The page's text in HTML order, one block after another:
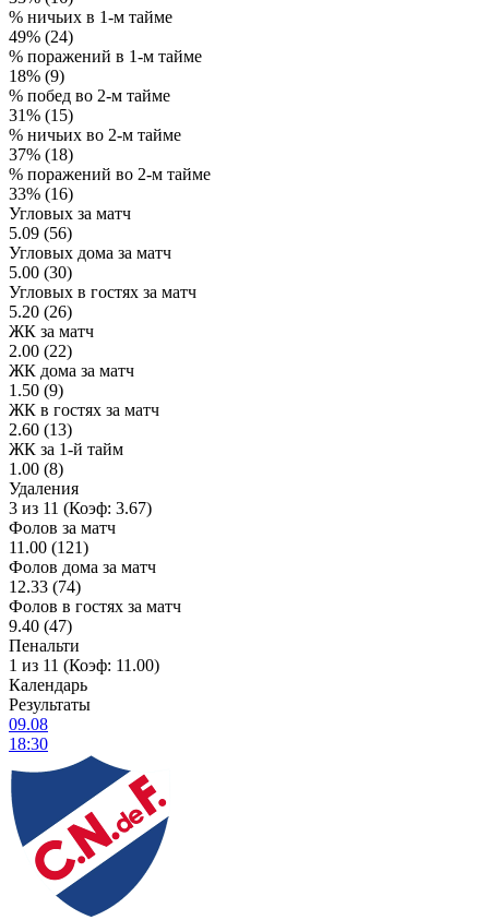
% ничьих в 1-м тайме
49% (24)
% поражений в 1-м тайме
18% (9)
% побед во 2-м тайме
31% (15)
% ничьих во 2-м тайме
37% (18)
% поражений во 2-м тайме
33% (16)
Угловых за матч
5.09 (56)
Угловых дома за матч
5.00 (30)
Угловых в гостях за матч
5.20 (26)
ЖК за матч
2.00 (22)
ЖК дома за матч
1.50 (9)
ЖК в гостях за матч
2.60 (13)
ЖК за 1-й тайм
1.00 (8)
Удаления
3 из 11 (Коэф: 3.67)
Фолов за матч
11.00 (121)
Фолов дома за матч
12.33 (74)
Фолов в гостях за матч
9.40 (47)
Пенальти
1 из 11 (Коэф: 11.00)
Календарь
Результаты
09.08
18:30